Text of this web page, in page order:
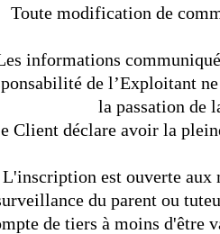
Toute modification de
informations
de l’Exploitant
la passation de
Client déclare avoir la
L'inscription est ouverte aux
du parent ou
de tiers à moins d'être